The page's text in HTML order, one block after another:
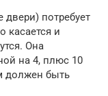
потребует
касается и
Она
на 4, плюс 10
должен быть